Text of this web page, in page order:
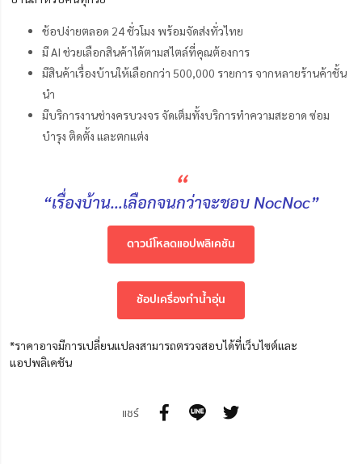
ช้อปง่ายตลอด 24 ชั่วโมง พร้อมจัดส่งทั่วไทย
มี AI ช่วยเลือกสินค้าได้ตามสไตล์ที่คุณต้องการ
มีสินค้าเรื่องบ้านให้เลือกกว่า 500,000 รายการ จากหลายร้านค้าชั้น
นํา
มีบริการงานช่างครบวงจร จัดเต็มทั้งบริการทำความสะอาด ซ่อม
บำรุง ติดตั้ง และตกแต่ง
“
“เรื่องบ้าน…เลือกจนกว่าจะชอบ NocNoc”
ดาวน์โหลดแอปพลิเคชัน
ช้อปเครื่องทำน้ำอุ่น
*ราคาอาจมีการเปลี่ยนแปลงสามารถตรวจสอบได้ที่เว็บไซต์และ
แอปพลิเคชัน
แชร์